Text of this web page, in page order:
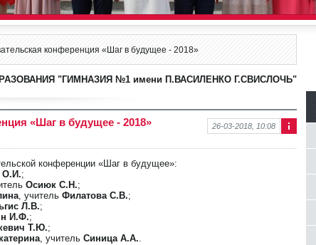
конференция «Шаг в будущее - 2018»
"ГИМНАЗИЯ №1 имени П.ВАСИЛЕНКО Г.СВИСЛОЧЬ"
фо
26-03-2018, 10:08
«Шаг в будущее - 2018»
конференции «Шаг в будущее»:
О.И.;
Осиюк С.Н.;
, учитель Филатова С.В.;
Л.В.;
И.Ф.;
Т.Ю.;
, учитель Синица А.А..